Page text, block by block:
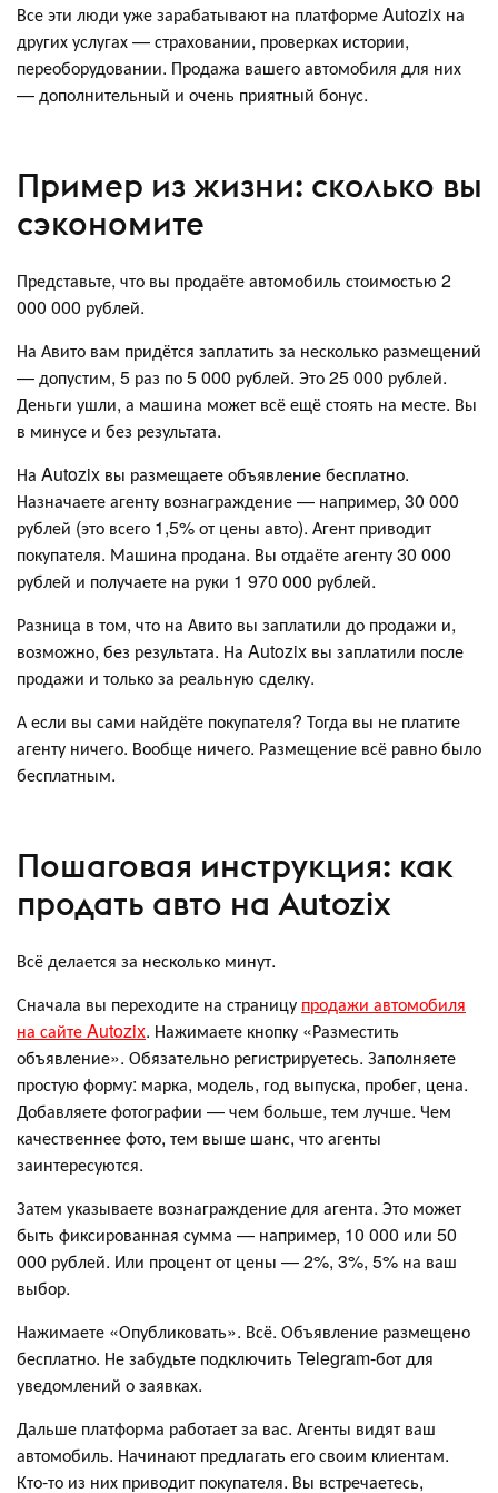
Все эти люди уже зарабатывают на платформе Autozix на
других услугах — страховании, проверках истории,
переоборудовании. Продажа вашего автомобиля для них
— дополнительный и очень приятный бонус.
Пример из жизни: сколько вы
сэкономите
Представьте, что вы продаёте автомобиль стоимостью 2
000 000 рублей.
На Авито вам придётся заплатить за несколько размещений
— допустим, 5 раз по 5 000 рублей. Это 25 000 рублей.
Деньги ушли, а машина может всё ещё стоять на месте. Вы
в минусе и без результата.
На Autozix вы размещаете объявление бесплатно.
Назначаете агенту вознаграждение — например, 30 000
рублей (это всего 1,5% от цены авто). Агент приводит
покупателя. Машина продана. Вы отдаёте агенту 30 000
рублей и получаете на руки 1 970 000 рублей.
Разница в том, что на Авито вы заплатили до продажи и,
возможно, без результата. На Autozix вы заплатили после
продажи и только за реальную сделку.
А если вы сами найдёте покупателя? Тогда вы не платите
агенту ничего. Вообще ничего. Размещение всё равно было
бесплатным.
Пошаговая инструкция: как
продать авто на Autozix
Всё делается за несколько минут.
Сначала вы переходите на страницу продажи автомобиля
на сайте Autozix. Нажимаете кнопку «Разместить
объявление». Обязательно регистрируетесь. Заполняете
простую форму: марка, модель, год выпуска, пробег, цена.
Добавляете фотографии — чем больше, тем лучше. Чем
качественнее фото, тем выше шанс, что агенты
заинтересуются.
Затем указываете вознаграждение для агента. Это может
быть фиксированная сумма — например, 10 000 или 50
000 рублей. Или процент от цены — 2%, 3%, 5% на ваш
выбор.
Нажимаете «Опубликовать». Всё. Объявление размещено
бесплатно. Не забудьте подключить Telegram-бот для
уведомлений о заявках.
Дальше платформа работает за вас. Агенты видят ваш
автомобиль. Начинают предлагать его своим клиентам.
Кто-то из них приводит покупателя. Вы встречаетесь,